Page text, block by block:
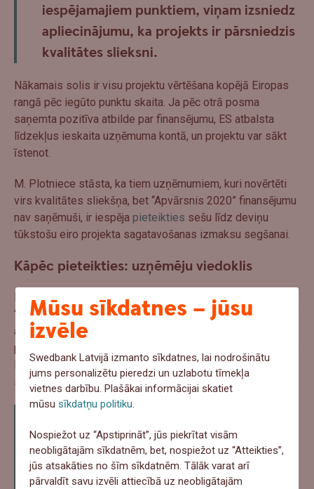
iespējamajiem punktiem, viņam izsniedz
apliecinājumu, ka projekts ir pārsniedzis
kvalitātes slieksni.
Nākamais solis ir visu projektu vērtēšana kopējā Eiropas
rangā pēc iegūto punktu skaita. Ja pēc otrā posma
saņemta pozitīva atbilde par finansējumu, ES atbalsta
līdzekļus ieskaita uzņēmuma kontā, un projektu var sākt
īstenot.
M. Plotniece stāsta, ka tiem uzņēmumiem, kuri novērtēti
virs kvalitātes sliekšņa, bet “Apvārsnis 2020” finansējumu
nav saņēmuši, ir iespēja pieteikties sešu līdz deviņu
tūkstošu eiro projekta sagatavošanas izmaksu segšanai.
Kāpēc pieteikties: uzņēmēju viedoklis
Ernests Jenavs, uzņēmuma “Edurio” līdzdibinātājs:
““Edurio” 2016. gadā ieguva programmas “Apvārsnis 2020”
atbalstu 1,86 miljonu eiro apmērā inovatīvas tīmekļa
platformas skolām un skolu tīkliem izveidei un pilotēšanai,
lai veidotu un izmantotu rīcībai atgriezenisko saiti ar
skolotājiem, skolēniem un viņu ģimenēm."
"Mums šis atbalsts ir bijis ārkārtīgi
vērtīgs, lai paplašinātu komandu un
palīdzētu “Edurio” nokļūt 800 skolās
5 valstīs. Atlase ir ļoti nopietna, tāpēc,
Mūsu sīkdatnes – jūsu
izvēle
Swedbank Latvijā izmanto sīkdatnes, lai nodrošinātu
jums personalizētu pieredzi un uzlabotu tīmekļa
vietnes darbību. Plašākai informācijai skatiet
mūsusīkdatņu politiku
Nospiežot uz “Apstiprināt”, jūs piekrītat visām
neobligātajām sīkdatnēm, bet, nospiežot uz “Atteikties”,
jūs atsakāties no šīm sīkdatnēm. Tālāk varat arī
pārvaldīt savu izvēli attiecībā uz neobligātajām